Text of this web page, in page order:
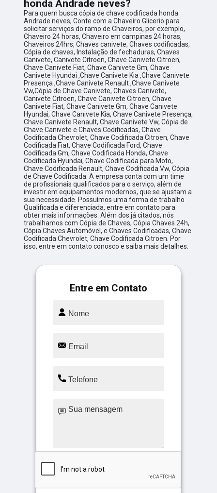
honda Andrade neves?
Para quem busca cópia de chave codificada honda
Andrade neves, Conte com a Chaveiro Glicerio para
solicitar serviços do ramo de Chaveiros, por exemplo,
Chaveiro 24 horas, Chaveiro em campinas 24 horas,
Chaveiros 24hrs, Chaves canivete, Chaves codificadas,
Cópia de chaves, Instalação de fechaduras, Chaves
Canivete, Canivete Citroen, Chave Canivete Citroen,
Chave Canivete Fiat, Chave Canivete Gm, Chave
Canivete Hyundai ,Chave Canivete Kia ,Chave Canivete
Presença ,Chave Canivete Renault ,Chave Canivete
Vw,Cópia de Chave Canivete, Chaves Canivete,
Canivete Citroen, Chave Canivete Citroen, Chave
Canivete Fiat, Chave Canivete Gm, Chave Canivete
Hyundai, Chave Canivete Kia, Chave Canivete Presença,
Chave Canivete Renault, Chave Canivete Vw, Cópia de
Chave Canivete e Chaves Codificadas, Chave
Codificada Chevrolet, Chave Codificada Citroen, Chave
Codificada Fiat, Chave Codificada Ford, Chave
Codificada Gm, Chave Codificada Honda, Chave
Codificada Hyundai, Chave Codificada para Moto,
Chave Codificada Renault, Chave Codificada Vw, Cópia
de Chave Codificada. A empresa conta com um time
de profissionais qualificados para o serviço, além de
investir em equipamentos modernos, que se ajustam a
sua necessidade. Possuímos uma forma de trabalho
Qualificada e diferenciada, entre em contato para
obter mais informações. Além dos já citados, nós
trabalhamos com Cópia de Chaves, Cópia Chaves 24h,
Cópia Chaves Automóvel, e Chaves Codificadas, Chave
Codificada Chevrolet, Chave Codificada Citroen. Por
isso, entre em contato conosco e saiba mais detalhes.
Entre em Contato